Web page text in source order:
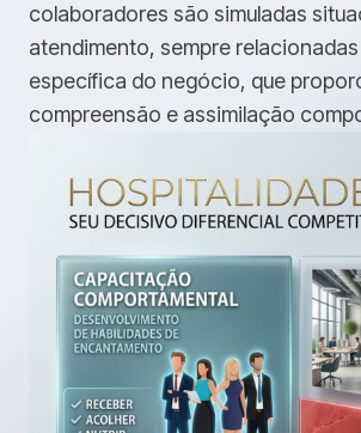
colaboradores são simuladas
atendimento, sempre
específica do negócio, que
compreensão e assimilação